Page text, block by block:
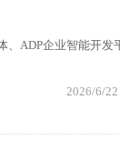
、ADP企业智能开发
2026/6/